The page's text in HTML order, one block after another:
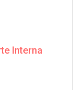
Interna